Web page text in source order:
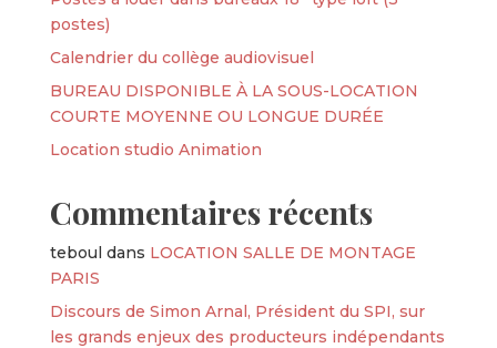
postes)
Calendrier du collège audiovisuel
BUREAU DISPONIBLE À LA SOUS-LOCATION
COURTE MOYENNE OU LONGUE DURÉE
Location studio Animation
Commentaires récents
teboul dans LOCATION SALLE DE MONTAGE
PARIS
Discours de Simon Arnal, Président du SPI, sur
les grands enjeux des producteurs indépendants